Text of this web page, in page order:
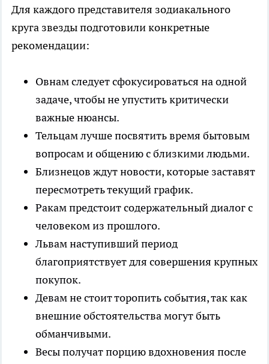
Для каждого представителя зодиакального
круга звезды подготовили конкретные
рекомендации:
Овнам следует сфокусироваться на одной
задаче, чтобы не упустить критически
важные нюансы.
Тельцам лучше посвятить время бытовым
вопросам и общению с близкими людьми.
Близнецов ждут новости, которые заставят
пересмотреть текущий график.
Ракам предстоит содержательный диалог с
человеком из прошлого.
Львам наступивший период
благоприятствует для совершения крупных
покупок.
Девам не стоит торопить события, так как
внешние обстоятельства могут быть
обманчивыми.
Весы получат порцию вдохновения после